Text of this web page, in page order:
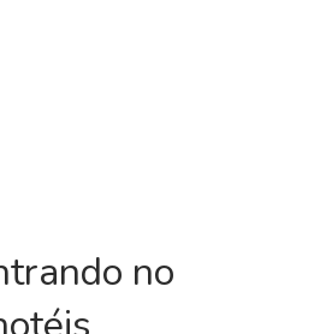
no